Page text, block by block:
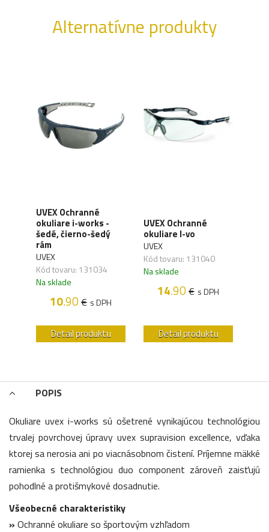
Alternatívne produkty
UVEX Ochranné
okuliare i-works -
šedé, čierno-šedý
rám
UVEX
Kód tovaru: 131034
Na sklade
10.90€ s DPH
Detail produktu
UVEX Ochranné
okuliare I-vo
UVEX
Kód tovaru: 131040
Na sklade
14.90€ s DPH
Detail produktu
POPIS
Okuliare uvex i-works sú ošetrené vynikajúcou technológiou
trvalej povrchovej úpravy uvex supravision excellence, vďaka
ktorej sa nerosia ani po viacnásobnom čistení. Príjemne mäkké
ramienka s technológiou duo component zároveň zaisťujú
pohodlné a protišmykové dosadnutie.
Všeobecné charakteristiky
» Ochranné okuliare so športovým vzhľadom